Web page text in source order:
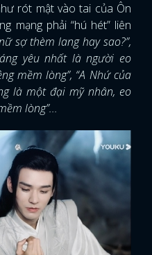
rót mật vào tai của Ôn
mạng phải “hú hét” liên
sợ thèm lang hay sao?”,
yêu nhất là người eo
mềm lòng”, “A Nhứ của
là một đại mỹ nhân, eo
lòng”...